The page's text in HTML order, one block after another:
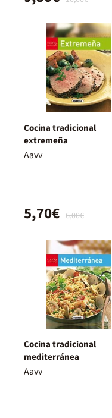
Cocina tradicional
extremeña
Aavv
6,00€
5,70€
Cocina tradicional
mediterránea
Aavv